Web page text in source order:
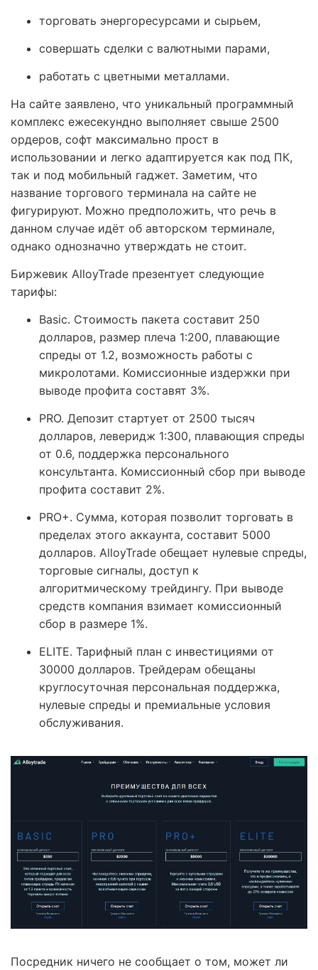
торговать энергоресурсами и сырьем,
совершать сделки с валютными парами,
работать с цветными металлами.
На сайте заявлено, что уникальный программный
комплекс ежесекундно выполняет свыше 2500
ордеров, софт максимально прост в
использовании и легко адаптируется как под ПК,
так и под мобильный гаджет. Заметим, что
название торгового терминала на сайте не
фигурируют. Можно предположить, что речь в
данном случае идёт об авторском терминале,
однако однозначно утверждать не стоит.
Биржевик AlloyTrade презентует следующие
тарифы:
Basic. Стоимость пакета составит 250
долларов, размер плеча 1:200, плавающие
спреды от 1.2, возможность работы с
микролотами. Комиссионные издержки при
выводе профита составят 3%.
PRO. Депозит стартует от 2500 тысяч
долларов, леверидж 1:300, плавающия спреды
от 0.6, поддержка персонального
консультанта. Комиссионный сбор при выводе
профита составит 2%.
PRO+. Сумма, которая позволит торговать в
пределах этого аккаунта, составит 5000
долларов. AlloyTrade обещает нулевые спреды,
торговые сигналы, доступ к
алгоритмическому трейдингу. При выводе
средств компания взимает комиссионный
сбор в размере 1%.
ELITE. Тарифный план с инвестициями от
30000 долларов. Трейдерам обещаны
круглосуточная персональная поддержка,
нулевые спреды и премиальные условия
обслуживания.
Посредник ничего не сообщает о том, может ли